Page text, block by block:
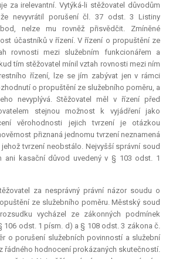
za irelevantní. Vytýká-li stěžovatel důvodům
nevyvrátil porušení čl. 37 odst. 3 Listiny
nelze mu rovněž přisvědčit. Zmíněné
účastníků v řízení. V řízení o propuštění ze
rovnosti mezi služebním funkcionářem a
tím stěžovatel mínil vztah rovnosti mezi ním
řízení, lze se jím zabývat jen v rámci
o propuštění ze služebního poměru, a
nevyplývá. Stěžovatel měl v řízení před
stejnou možnost k vyjádření jako
věrohodnosti jejich tvrzení je otázkou
přiznaná jednomu tvrzení neznamená
tvrzení neobstálo. Nejvyšší správní soud
ani kasační důvod uvedený v § 103 odst. 1
za nesprávný právní názor soudu o
ze služebního poměru. Městský soud
vycházel ze zákonných podmínek
106 odst. 1 písm. d) a § 108 odst. 3 zákona č.
o porušení služebních povinností a služební
řádného hodnocení prokázaných skutečností.